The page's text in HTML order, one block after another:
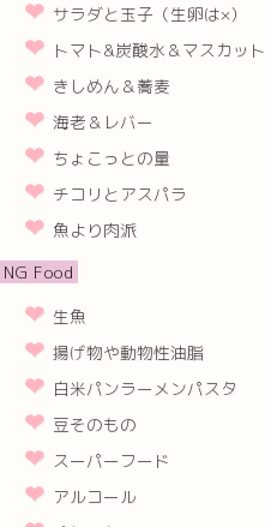
サラダと玉子（生卵は×）
トマト&炭酸水＆マスカット
きしめん＆蕎麦
海老＆レバー
ちょこっとの量
チコリとアスパラ
魚より肉派
NG Food
生魚
揚げ物や動物性油脂
白米パンラーメンパスタ
豆そのもの
スーパーフード
アルコール